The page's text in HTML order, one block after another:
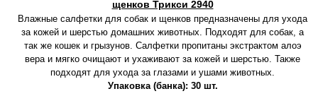
щенков Трикси 2940
Влажные салфетки для собак и щенков предназначены для ухода
за кожей и шерстью домашних животных. Подходят для собак, а
так же кошек и грызунов. Салфетки пропитаны экстрактом алоэ
вера и мягко очищают и ухаживают за кожей и шерстью. Также
подходят для ухода за глазами и ушами животных.
Упаковка (банка): 30 шт.